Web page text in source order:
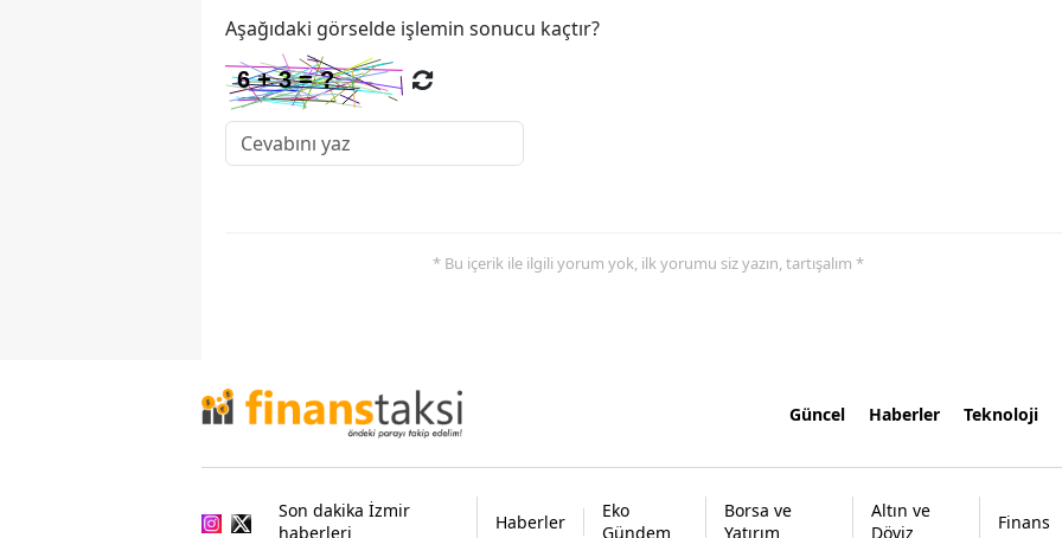
Aşağıdaki görselde işlemin sonucu kaçtır?
* Bu içerik ile ilgili yorum yok, ilk yorumu siz yazın, tartışalım *
Güncel Haberler Teknoloji
Son dakika İzmir
haberleri
Haberler
Eko
Gündem
Borsa ve
Yatırım
Altın ve
Döviz
Finans